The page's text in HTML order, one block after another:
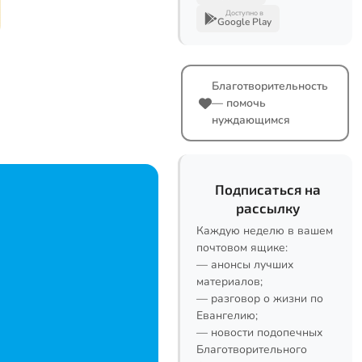
Доступно в
Google Play
Благотворительность
— помочь
нуждающимся
Подписаться на
рассылку
Каждую неделю в вашем
почтовом ящике:
— анонсы лучших
материалов;
— разговор о жизни по
Евангелию;
— новости подопечных
Благотворительного